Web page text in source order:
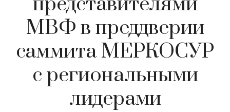
МВФ в преддверии
саммита МЕРКОСУР
с региональными
лидерами